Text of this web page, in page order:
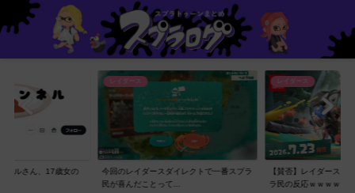
ネルさん、17歳女の
レイダース
今回のレイダースダイレクトで一番スプラ
民が喜んだことって...
レイダース
【賛否】レイダースダ
ラ民の反応ｗｗｗｗ...